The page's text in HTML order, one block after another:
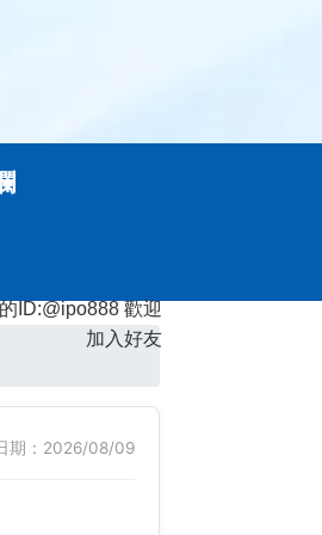
ID:@ipo888 歡迎
加入好友
期：2026/08/09